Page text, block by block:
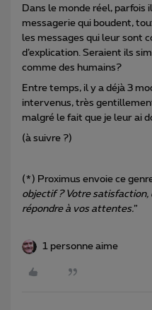
Dans le monde réel, parfois
messagerie qui boudent,
les messages qui leur sont
d’explication. Seraient ils
comme des humains?
Entre temps, il y a déjà 3
intervenus, très
malgré le fait que je leur ai
(à suivre ?)
(*) Proximus envoie ce
objectif ? Votre satisfaction,
répondre à vos attentes.”
1 personne aime